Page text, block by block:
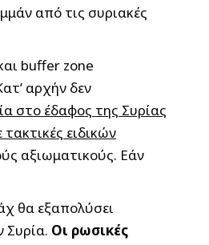
από τις συριακές
buffer zone
αρχήν δεν
στο έδαφος της Συρίας
ειδικών
αξιωματικούς. Εάν
θα εξαπολύσει
Συρία. Οι ρωσικές